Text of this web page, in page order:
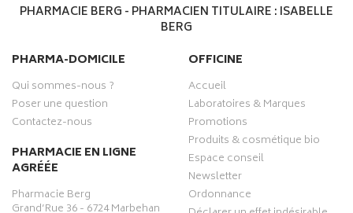
PHARMACIE BERG - PHARMACIEN TITULAIRE : ISABELLE
BERG
PHARMA-DOMICILE
Qui sommes-nous ?
Poser une question
Contactez-nous
PHARMACIE EN LIGNE
AGRÉÉE
Pharmacie Berg
OFFICINE
Accueil
Laboratoires & Marques
Promotions
Produits & cosmétique bio
Espace conseil
Newsletter
Ordonnance